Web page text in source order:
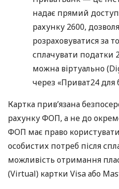
надає прямий
рахунку 2600,
розраховуватися за
сплачувати податки
можна віртуально
через «Приват24 для
Картка прив’язана
рахунку ФОП, а не до
ФОП має право
особистих потреб після
можливість отримання
(Virtual) картки Visa або